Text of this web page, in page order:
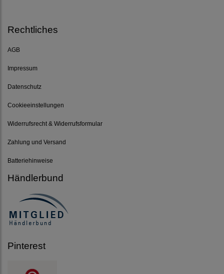
Rechtliches
AGB
Impressum
Datenschutz
Cookieeinstellungen
Widerrufsrecht & Widerrufsformular
Zahlung und Versand
Batteriehinweise
Händlerbund
Pinterest